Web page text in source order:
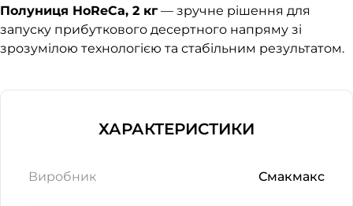
Полуниця HoReCa, 2 кг— зручне рішення для
запуску прибуткового десертного напряму зі
зрозумілою технологією та стабільним результатом.
ХАРАКТЕРИСТИКИ
Виробник Смакмакс